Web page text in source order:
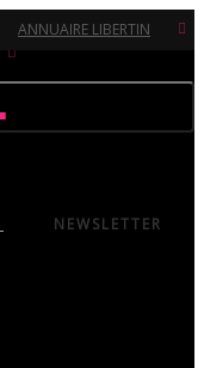
ANNUAIRE LIBERTIN
NEWSLETTER